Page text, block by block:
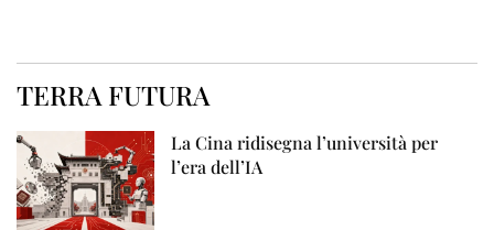
TERRA FUTURA
La Cina ridisegna l’università per
l’era dell’IA